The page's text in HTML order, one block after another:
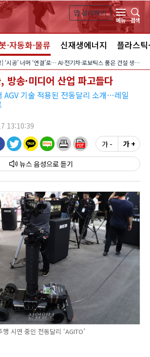
앱 설치하기
메뉴
검색
·자동화·물류 신재생에너지 플라스틱
[19:44] [현장] ‘시공’ 너머 ‘연결’로… AI·전기차·로보틱스 품은 건설 생태계
방송·미디어 산업 파고들다
AGV 기술 적용된 전동달리 소개…레일
13:10:39
뉴스 음성
가 - 가 +
행 시연 중인 전동달리 ‘AGITO’